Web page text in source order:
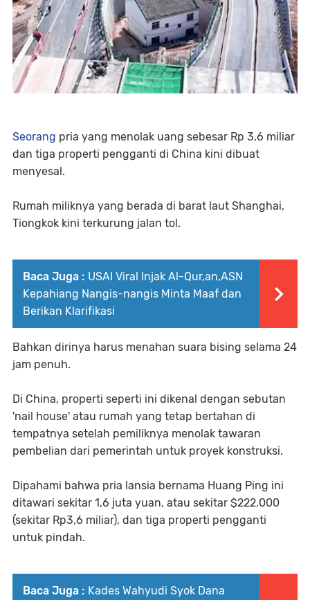
Seorang pria yang menolak uang sebesar Rp 3,6 miliar
dan tiga properti pengganti di China kini dibuat
menyesal.
Rumah miliknya yang berada di barat laut Shanghai,
Tiongkok kini terkurung jalan tol.
Baca Juga : USAI Viral Injak Al-Qur,an,ASN
Kepahiang Nangis-nangis Minta Maaf dan
Berikan Klarifikasi
Bahkan dirinya harus menahan suara bising selama 24
jam penuh.
Di China, properti seperti ini dikenal dengan sebutan
'nail house' atau rumah yang tetap bertahan di
tempatnya setelah pemiliknya menolak tawaran
pembelian dari pemerintah untuk proyek konstruksi.
Dipahami bahwa pria lansia bernama Huang Ping ini
ditawari sekitar 1,6 juta yuan, atau sekitar $222.000
(sekitar Rp3,6 miliar), dan tiga properti pengganti
untuk pindah.
Baca Juga : Kades Wahyudi Syok Dana